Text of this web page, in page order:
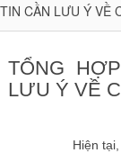
TIN CẦN LƯU Ý VỀ
TỔNG
LƯU Ý VỀ
Hiện tại, tình